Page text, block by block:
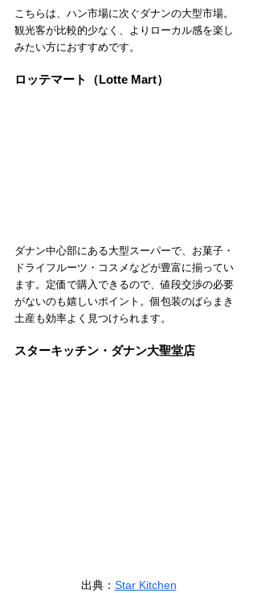
こちらは、ハン市場に次ぐダナンの大型市場。
観光客が比較的少なく、よりローカル感を楽し
みたい方におすすめです。
ロッテマート（Lotte Mart）
ダナン中心部にある大型スーパーで、お菓子・
ドライフルーツ・コスメなどが豊富に揃ってい
ます。定価で購入できるので、値段交渉の必要
がないのも嬉しいポイント。個包装のばらまき
土産も効率よく見つけられます。
スターキッチン・ダナン大聖堂店
出典： Star Kitchen